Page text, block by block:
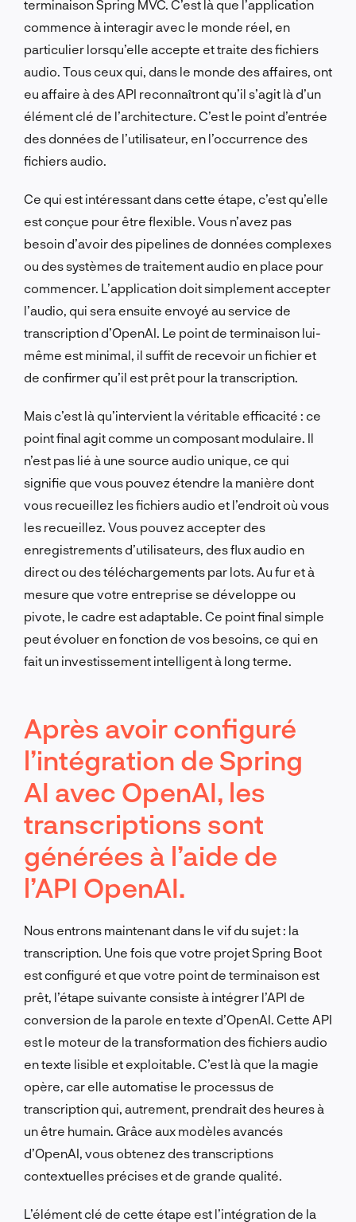
terminaison Spring MVC. C’est là que l’application
commence à interagir avec le monde réel, en
particulier lorsqu’elle accepte et traite des fichiers
audio. Tous ceux qui, dans le monde des affaires, ont
eu affaire à des API reconnaîtront qu’il s’agit là d’un
élément clé de l’architecture. C’est le point d’entrée
des données de l’utilisateur, en l’occurrence des
fichiers audio.
Ce qui est intéressant dans cette étape, c’est qu’elle
est conçue pour être flexible. Vous n’avez pas
besoin d’avoir des pipelines de données complexes
ou des systèmes de traitement audio en place pour
commencer. L’application doit simplement accepter
l’audio, qui sera ensuite envoyé au service de
transcription d’OpenAI. Le point de terminaison lui-
même est minimal, il suffit de recevoir un fichier et
de confirmer qu’il est prêt pour la transcription.
Mais c’est là qu’intervient la véritable efficacité : ce
point final agit comme un composant modulaire. Il
n’est pas lié à une source audio unique, ce qui
signifie que vous pouvez étendre la manière dont
vous recueillez les fichiers audio et l’endroit où vous
les recueillez. Vous pouvez accepter des
enregistrements d’utilisateurs, des flux audio en
direct ou des téléchargements par lots. Au fur et à
mesure que votre entreprise se développe ou
pivote, le cadre est adaptable. Ce point final simple
peut évoluer en fonction de vos besoins, ce qui en
fait un investissement intelligent à long terme.
Après avoir configuré
l’intégration de Spring
AI avec OpenAI, les
transcriptions sont
générées à l’aide de
l’API OpenAI.
Nous entrons maintenant dans le vif du sujet : la
transcription. Une fois que votre projet Spring Boot
est configuré et que votre point de terminaison est
prêt, l’étape suivante consiste à intégrer l’API de
conversion de la parole en texte d’OpenAI. Cette API
est le moteur de la transformation des fichiers audio
en texte lisible et exploitable. C’est là que la magie
opère, car elle automatise le processus de
transcription qui, autrement, prendrait des heures à
un être humain. Grâce aux modèles avancés
d’OpenAI, vous obtenez des transcriptions
contextuelles précises et de grande qualité.
L’élément clé de cette étape est l’intégration de la